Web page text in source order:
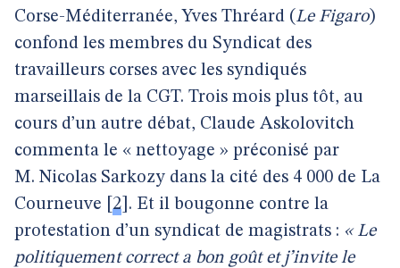
Corse-Méditerranée, Yves Thréard (Le Figaro)
confond les membres du Syndicat des
travailleurs corses avec les syndiqués
marseillais de la CGT. Trois mois plus tôt, au
cours d’un autre débat, Claude Askolovitch
commenta le « nettoyage » préconisé par
M. Nicolas Sarkozy dans la cité des 4 000 de La
Courneuve
2 . Et il bougonne contre la
protestation d’un syndicat de magistrats : « Le
politiquement correct a bon goût et j’invite le